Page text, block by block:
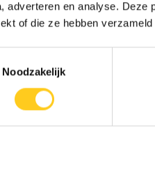
adverteren en analyse. Deze
of die ze hebben
Noodzakelijk
blik kijkt, ontdek
in kaart te brengen of
wat we kunnen met
composiet dat vrijkomt.
te houden. AELS
zijn. De
en AELS ook niet direct
sommige gevallen om
we tegelijkertijd bezig